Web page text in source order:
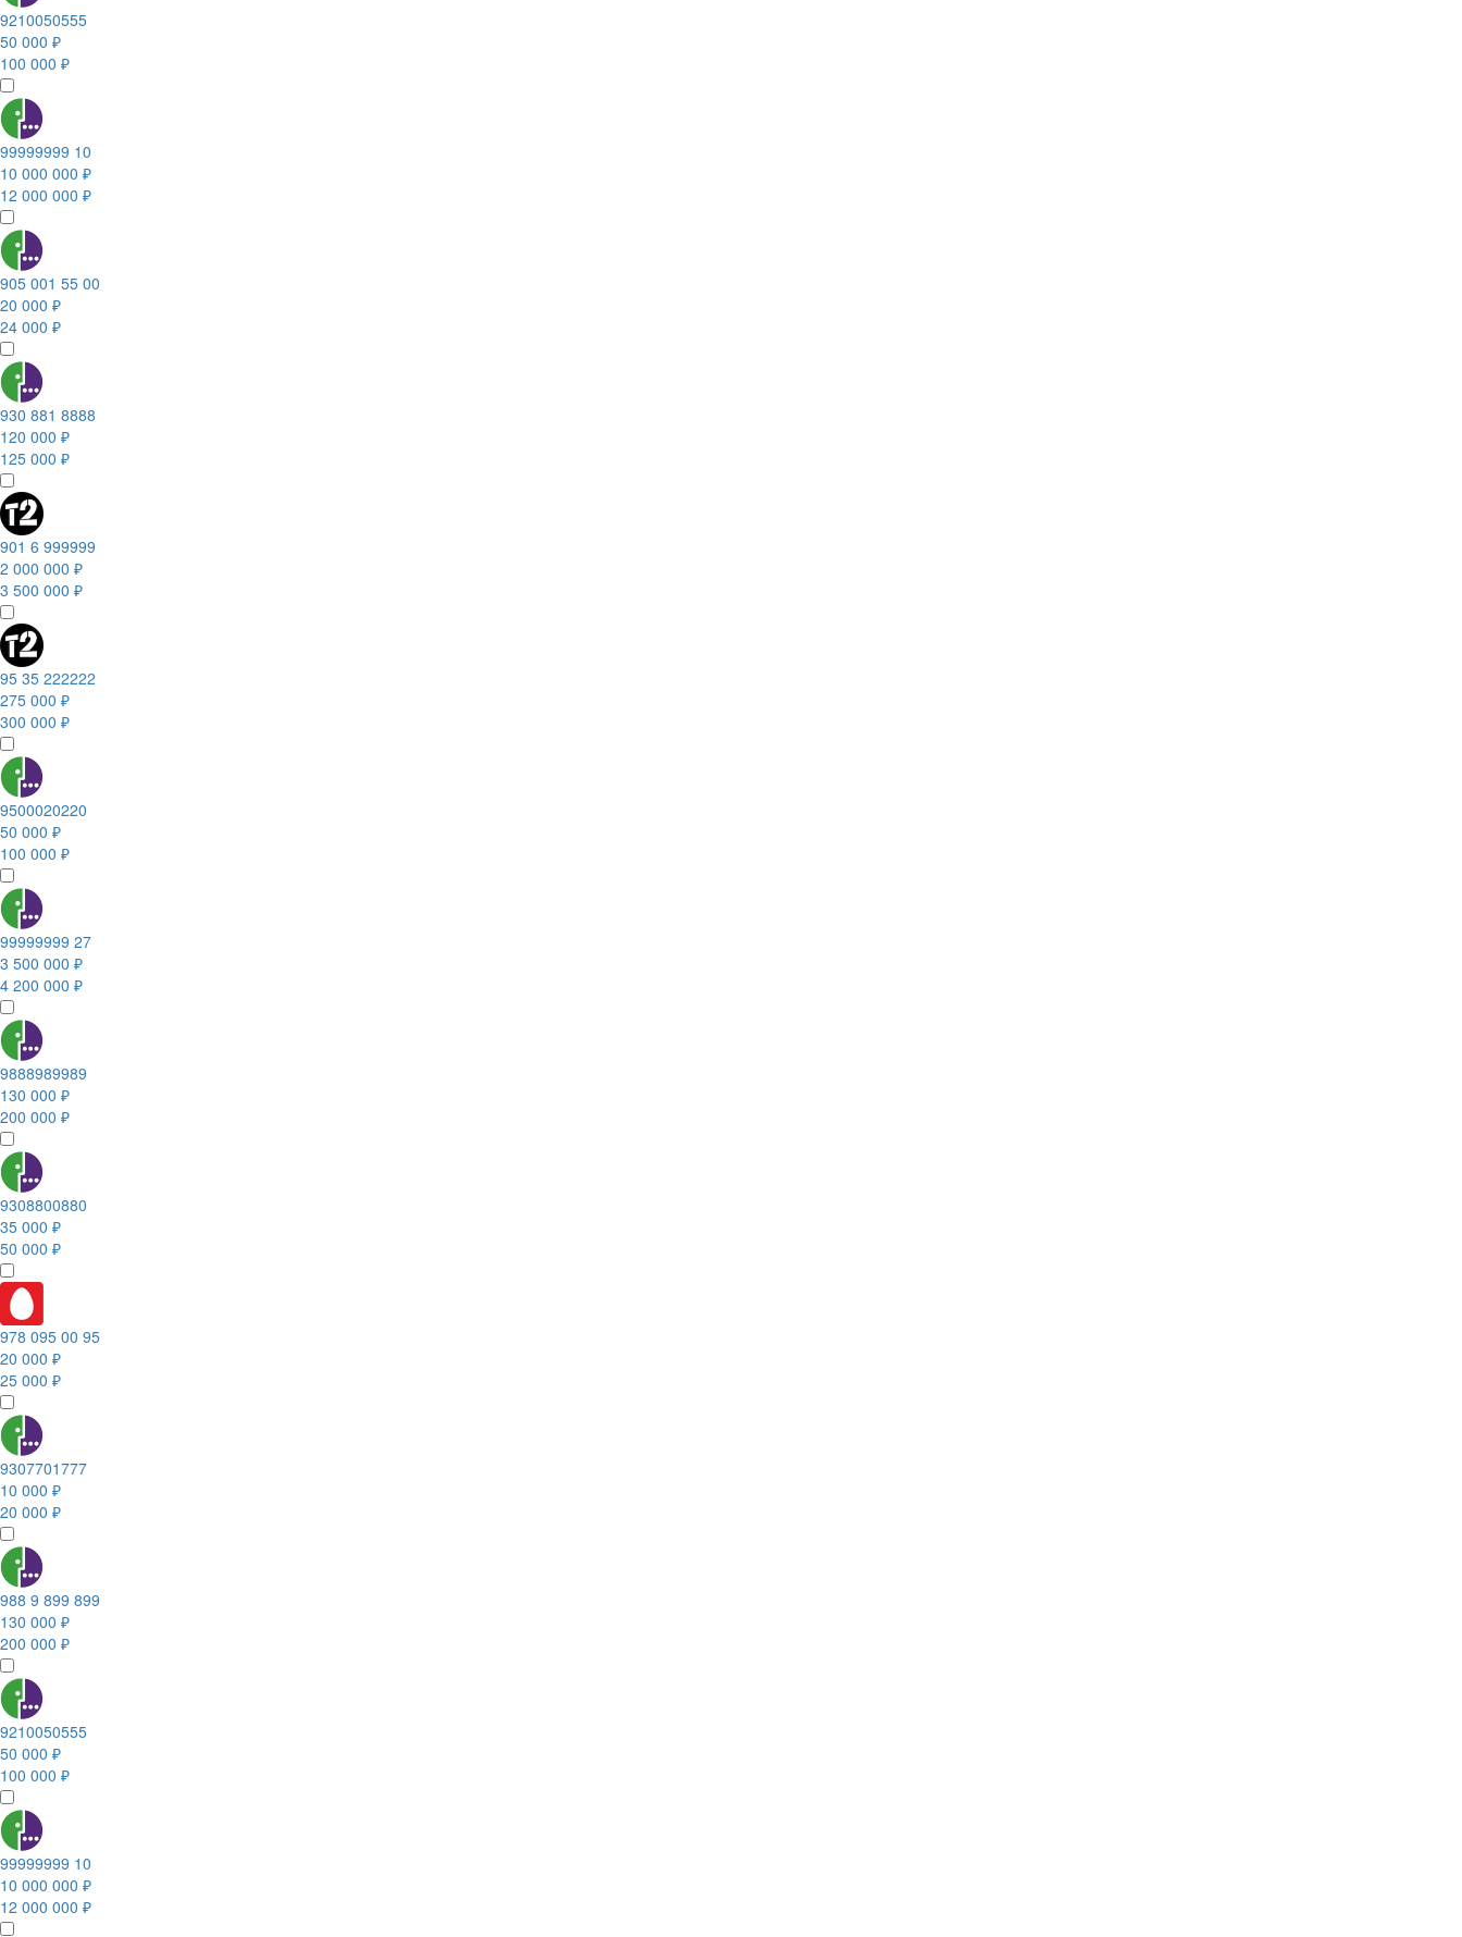
9210050555
50 000 ₽
100 000 ₽
99999999 10
10 000 000 ₽
12 000 000 ₽
905 001 55 00
20 000 ₽
24 000 ₽
930 881 8888
120 000 ₽
125 000 ₽
901 6 999999
2 000 000 ₽
3 500 000 ₽
95 35 222222
275 000 ₽
300 000 ₽
9500020220
50 000 ₽
100 000 ₽
99999999 27
3 500 000 ₽
4 200 000 ₽
9888989989
130 000 ₽
200 000 ₽
9308800880
35 000 ₽
50 000 ₽
978 095 00 95
20 000 ₽
25 000 ₽
9307701777
10 000 ₽
20 000 ₽
988 9 899 899
130 000 ₽
200 000 ₽
9210050555
50 000 ₽
100 000 ₽
99999999 10
10 000 000 ₽
12 000 000 ₽